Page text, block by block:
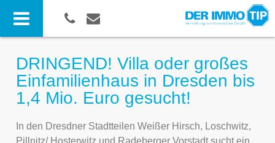
DRINGEND! Villa oder großes
Einfamilienhaus in Dresden bis
1,4 Mio. Euro gesucht!
In den Dresdner Stadtteilen Weißer Hirsch, Loschwitz,
Pillnitz/ Hosterwitz und Radeberger Vorstadt sucht ein